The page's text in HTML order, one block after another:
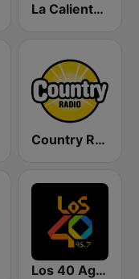
La Caliente 92.3 FM | Torreón
Country Radio
Los 40 Aguascalientes